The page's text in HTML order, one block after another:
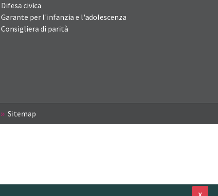
Difesa civica
Garante per l'infanzia e l'adolescenza
Consigliera di parità
Sitemap